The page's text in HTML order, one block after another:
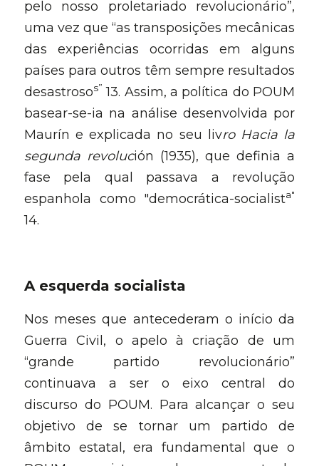
pelo nosso proletariado revolucionário”,
uma vez que “as transposições mecânicas
das experiências ocorridas em alguns
países para outros têm sempre resultados
desastrosos” 13. Assim, a política do POUM
basear-se-ia na análise desenvolvida por
Maurín e explicada no seu livro Hacia la
segunda revolución (1935), que definia a
fase pela qual passava a revolução
espanhola como "democrática-socialista"
14.
A esquerda socialista
Nos meses que antecederam o início da
Guerra Civil, o apelo à criação de um
“grande partido revolucionário”
continuava a ser o eixo central do
discurso do POUM. Para alcançar o seu
objetivo de se tornar um partido de
âmbito estatal, era fundamental que o